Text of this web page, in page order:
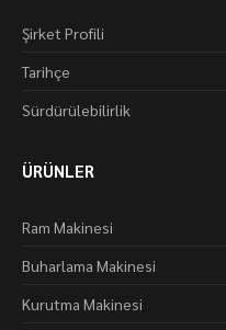
Şirket Profili
Tarihçe
Sürdürülebilirlik
ÜRÜNLER
Ram Makinesi
Buharlama Makinesi
Kurutma Makinesi